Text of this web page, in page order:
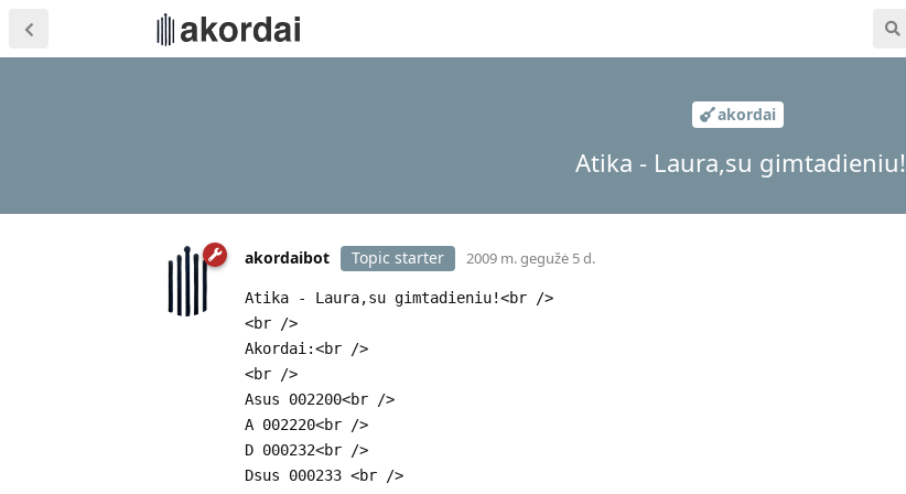
akordai
Atika - Laura,su gimtadieniu!
akordaibot Topic starter 2009 m. gegužė 5 d.
Atika - Laura,su gimtadieniu!<br />
<br />
Akordai:<br />
<br />
Asus 002200<br />
A 002220<br />
D 000232<br />
Dsus 000233 <br />